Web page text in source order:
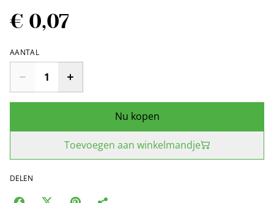
€ 0,07
AANTAL
Nu kopen
Toevoegen aan winkelmandje
DELEN